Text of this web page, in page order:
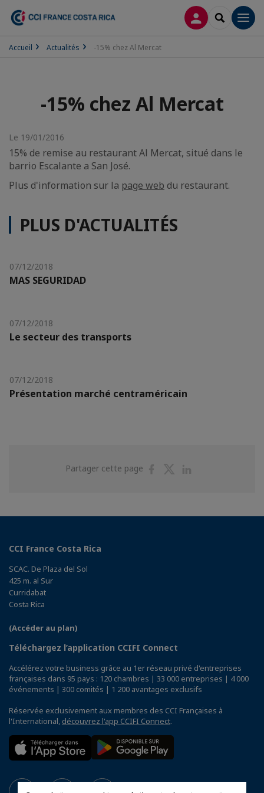
CONNEXION
Accueil Actualités -15% chez Al Mercat
-15% chez Al Mercat
Le 19/01/2016
15% de remise au restaurant Al Mercat, situé dans le
barrio Escalante a San José.
Plus d'information sur la page web du restaurant.
PLUS D'ACTUALITÉS
07/12/2018
MAS SEGURIDAD
07/12/2018
Le secteur des transports
07/12/2018
Présentation marché centraméricain
Partager cette page
PartagerPartager
CCI France Costa Rica
SCAC. De Plaza del Sol
425 m. al Sur
Curridabat
Costa Rica
(Accéder au plan)
Téléchargez l’application CCIFI Connect
Accélérez votre business grâce au 1er réseau privé d'entreprises
françaises dans 95 pays : 120 chambres | 33 000 entreprises | 4 000
événements | 300 comités | 1 200 avantages exclusifs
Réservée exclusivement aux membres des CCI Françaises à
l'International, découvrez l'app CCIFI Connect.